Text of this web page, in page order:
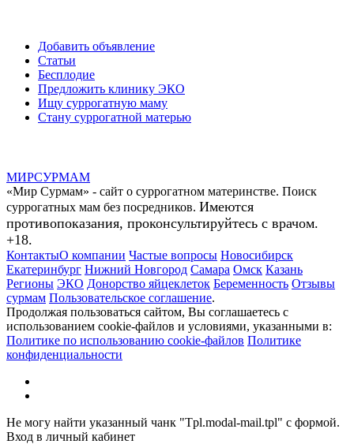
Добавить объявление
Статьи
Бесплодие
Предложить клинику ЭКО
Ищу суррогатную маму
Стану суррогатной матерью
МИРСУРМАМ
«Мир Сурмам» - сайт о суррогатном материнстве. Поиск
суррогатных мам без посредников. Имеются
противопоказания, проконсультируйтесь с врачом.
+18.
КонтактыО компании Частые вопросы Новосибирск
Екатеринбург Нижний Новгород Самара Омск Казань
Регионы ЭКО Донорство яйцеклеток Беременность Отзывы
сурмам Пользовательское соглашение.
Продолжая пользоваться сайтом, Вы соглашаетесь с
использованием cookie-файлов и условиями, указанными в:
Политике по использованию cookie-файлов Политике
конфиденциальности
Не могу найти указанный чанк "Tpl.modal-mail.tpl" с формой.
Вход в личный кабинет